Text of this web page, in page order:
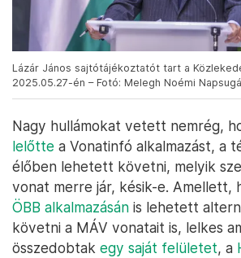
Lázár János sajtótájékoztatót tart a
2025.05.27-én – Fotó: Melegh Noémi
Nagy hullámokat vetett nemrég,
lelőtte a Vonatinfó alkalmazást, a
élőben lehetett követni, melyik
vonat merre jár, késik-e. Amellett,
ÖBB alkalmazásán is lehetett
követni a MÁV vonatait is, lelkes
összedobtak egy saját felületet, a